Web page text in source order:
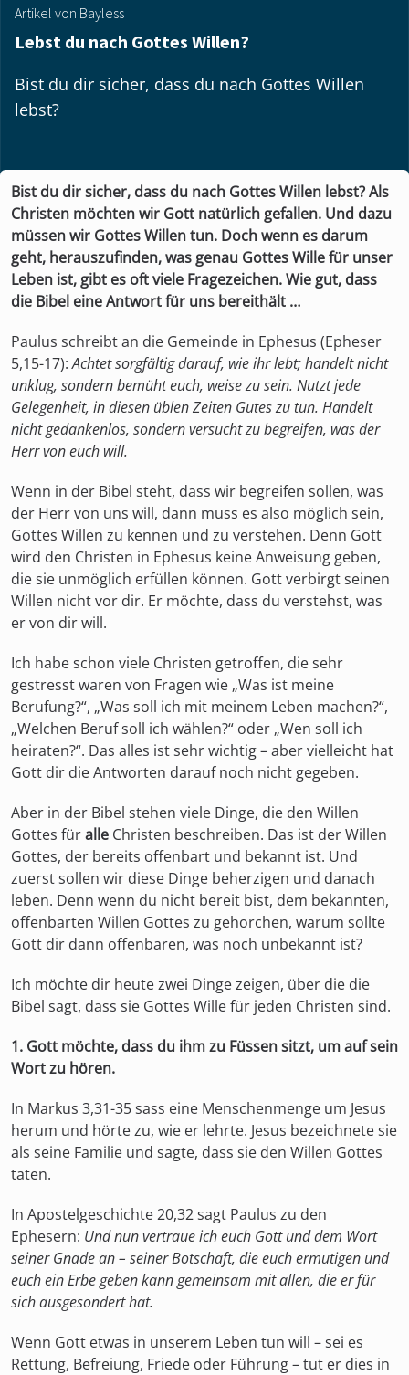
Artikel von Bayless
Lebst du nach Gottes Willen?
Bist du dir sicher, dass du nach Gottes Willen
lebst?
Bist du dir sicher, dass du nach Gottes Willen lebst?Als
Christen möchten wir Gott natürlich gefallen. Und dazu
müssen wir Gottes Willen tun. Doch wenn es darum
geht, herauszufinden, was genau Gottes Wille für unser
Leben ist, gibt es oft viele Fragezeichen. Wie gut, dass
die Bibel eine Antwort für uns bereithält …
Paulus schreibt an die Gemeinde in Ephesus (Epheser
5,15-17):Achtet sorgfältig darauf, wie ihr lebt; handelt nicht
unklug, sondern bemüht euch, weise zu sein. Nutzt jede
Gelegenheit, in diesen üblen Zeiten Gutes zu tun. Handelt
nicht gedankenlos, sondern versucht zu begreifen, was der
Herr von euch will.
Wenn in der Bibel steht, dass wir begreifen sollen, was
der Herr von uns will, dann muss es also möglich sein,
Gottes Willen zu kennen und zu verstehen. Denn Gott
wird den Christen in Ephesus keine Anweisung geben,
die sie unmöglich erfüllen können. Gott verbirgt seinen
Willen nicht vor dir. Er möchte, dass du verstehst, was
er von dir will.
Ich habe schon viele Christen getroffen, die sehr
gestresst waren von Fragen wie „Was ist meine
Berufung?“, „Was soll ich mit meinem Leben machen?“,
„Welchen Beruf soll ich wählen?“ oder „Wen soll ich
heiraten?“. Das alles ist sehr wichtig – aber vielleicht hat
Gott dir die Antworten darauf noch nicht gegeben.
Aber in der Bibel stehen viele Dinge, die den Willen
Gottes füralle Christen beschreiben. Das ist der Willen
Gottes, der bereits offenbart und bekannt ist. Und
zuerst sollen wir diese Dinge beherzigen und danach
leben. Denn wenn du nicht bereit bist, dem bekannten,
offenbarten Willen Gottes zu gehorchen, warum sollte
Gott dir dann offenbaren, was noch unbekannt ist?
Ich möchte dir heute zwei Dinge zeigen, über die die
Bibel sagt, dass sie Gottes Wille für jeden Christen sind.
1. Gott möchte, dass du ihm zu Füssen sitzt, um auf sein
Wort zu hören.
In Markus 3,31-35 sass eine Menschenmenge um Jesus
herum und hörte zu, wie er lehrte. Jesus bezeichnete sie
als seine Familie und sagte, dass sie den Willen Gottes
taten.
In Apostelgeschichte 20,32 sagt Paulus zu den
Ephesern: Und nun vertraue ich euch Gott und dem Wort
seiner Gnade an – seiner Botschaft, die euch ermutigen und
euch ein Erbe geben kann gemeinsam mit allen, die er für
sich ausgesondert hat.
Wenn Gott etwas in unserem Leben tun will – sei es
Rettung, Befreiung, Friede oder Führung – tut er dies in